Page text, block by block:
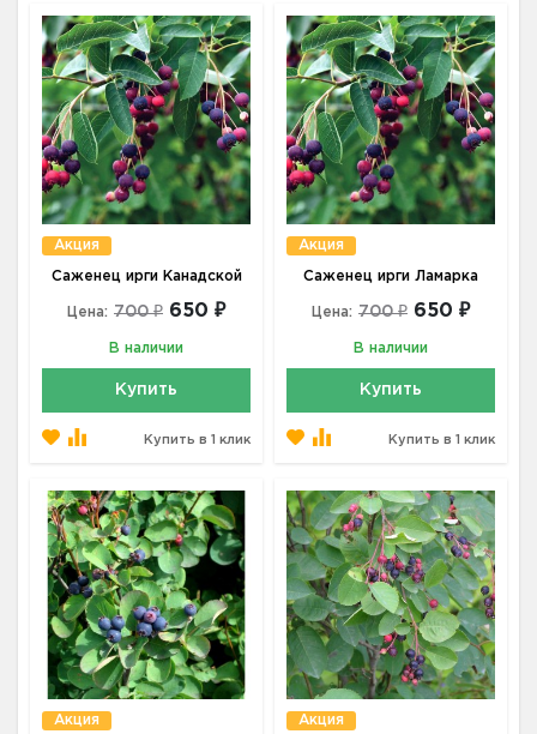
Акция
Саженец ирги Канадской
Цена: 700 ₽ 650 ₽
В наличии
Купить
Купить в 1 клик
Акция
Саженец ирги Ламарка
Цена: 700 ₽ 650 ₽
В наличии
Купить
Купить в 1 клик
Акция Акция